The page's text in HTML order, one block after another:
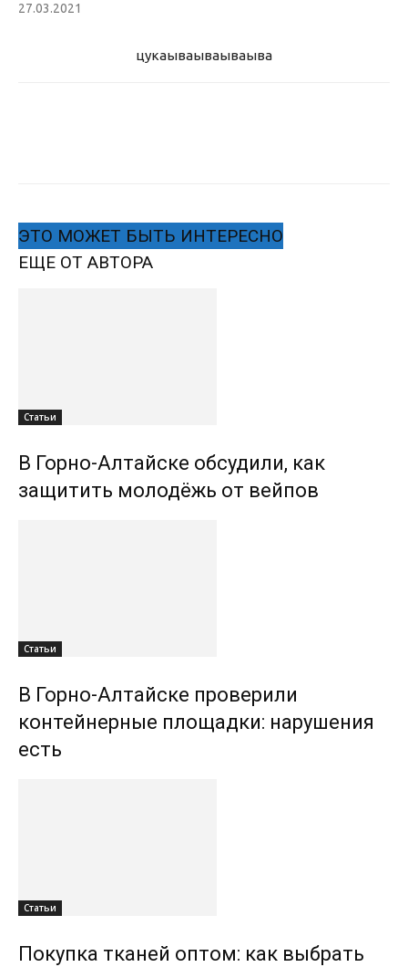
27.03.2021
цукаываываываыва
ЭТО МОЖЕТ БЫТЬ ИНТЕРЕСНО
ЕЩЕ ОТ АВТОРА
Статьи
В Горно-Алтайске обсудили, как
защитить молодёжь от вейпов
Статьи
В Горно-Алтайске проверили
контейнерные площадки: нарушения
есть
Статьи
Покупка тканей оптом: как выбрать